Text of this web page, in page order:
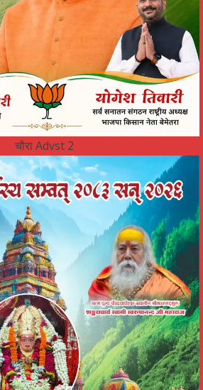
चौरा Advst 2